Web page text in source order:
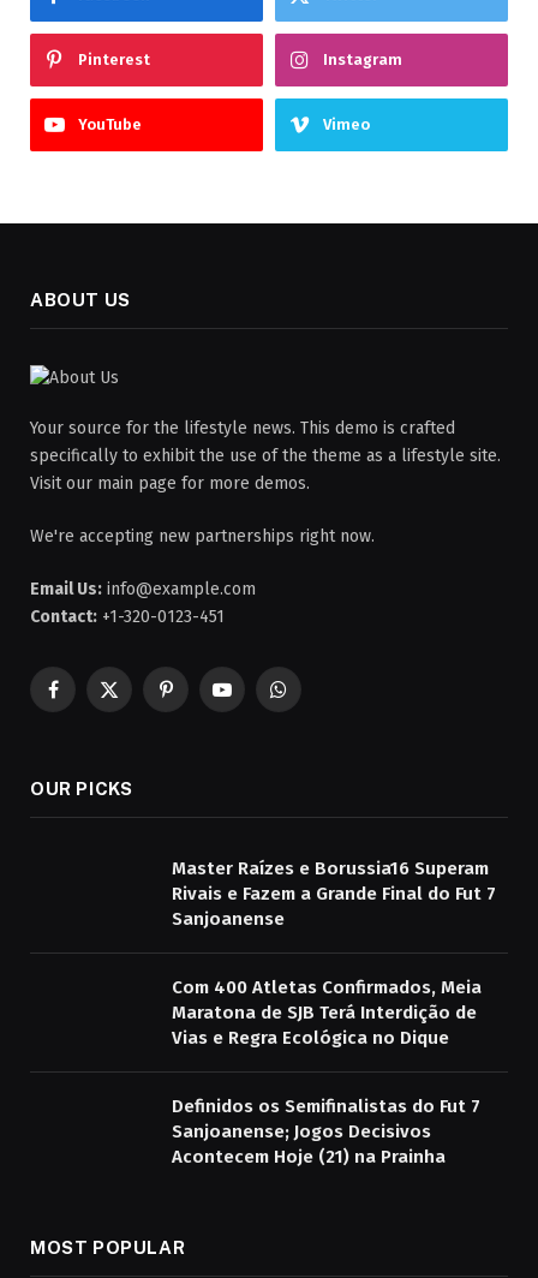
Pinterest Instagram
YouTube Vimeo
ABOUT US
Your source for the lifestyle news. This demo is crafted
specifically to exhibit the use of the theme as a lifestyle site.
Visit our main page for more demos.
We're accepting new partnerships right now.
Email Us: info@example.com
Contact: +1-320-0123-451
Facebook
X
PinterestYouTubeWhatsApp
OUR PICKS
Master Raízes e Borussia16 Superam
Rivais e Fazem a Grande Final do Fut 7
Sanjoanense
Com 400 Atletas Confirmados, Meia
Maratona de SJB Terá Interdição de
Vias e Regra Ecológica no Dique
Definidos os Semifinalistas do Fut 7
Sanjoanense; Jogos Decisivos
Acontecem Hoje (21) na Prainha
MOST POPULAR